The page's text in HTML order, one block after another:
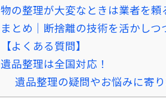
物の整理が大変なときは業者を頼
まとめ｜断捨離の技術を活かし
【よくある質問】
遺品整理は全国対応！
遺品整理の疑問やお悩みに寄